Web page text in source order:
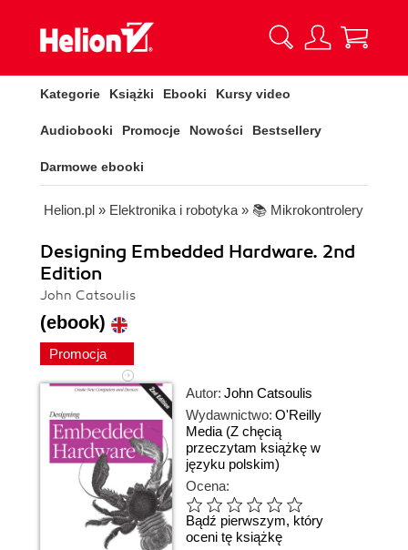
Kategorie Książki Ebooki Kursy video
Audiobooki Promocje Nowości Bestsellery
Darmowe ebooki
Helion.pl » Elektronika i robotyka » 📚 Mikrokontrolery
Designing Embedded Hardware. 2nd
Edition
John Catsoulis
(ebook)
Promocja
Autor: John Catsoulis
Wydawnictwo: O'Reilly
Media (Z chęcią
przeczytam książkę w
języku polskim)
Ocena:
Bądź pierwszym, który
oceni tę książkę